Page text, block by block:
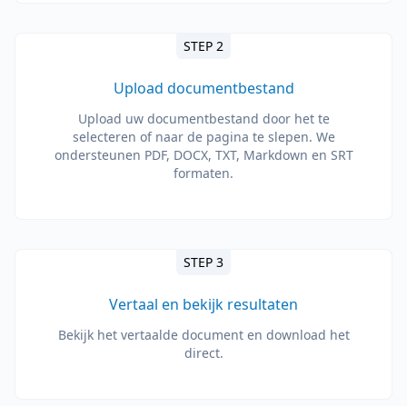
STEP 2
Upload documentbestand
Upload uw documentbestand door het te
selecteren of naar de pagina te slepen. We
ondersteunen PDF, DOCX, TXT, Markdown en SRT
formaten.
STEP 3
Vertaal en bekijk resultaten
Bekijk het vertaalde document en download het
direct.